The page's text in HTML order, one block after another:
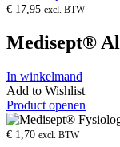
€ 17,95 excl. BTW
Medisept®
In winkelmand
Add to Wishlist
Product openen
€ 1,70 excl. BTW